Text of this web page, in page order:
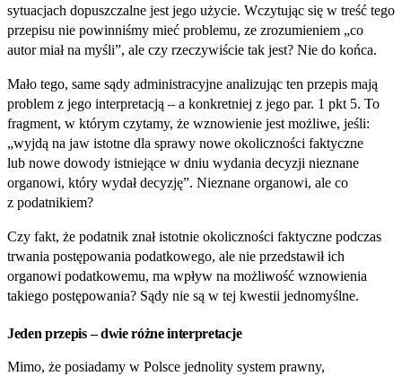
sytuacjach dopuszczalne jest jego użycie. Wczytując się w treść tego
przepisu nie powinniśmy mieć problemu, ze zrozumieniem „co
autor miał na myśli”, ale czy rzeczywiście tak jest? Nie do końca.
Mało tego, same sądy administracyjne analizując ten przepis mają
problem z jego interpretacją – a konkretniej z jego par. 1 pkt 5. To
fragment, w którym czytamy, że wznowienie jest możliwe, jeśli:
„wyjdą na jaw istotne dla sprawy nowe okoliczności faktyczne
lub nowe dowody istniejące w dniu wydania decyzji nieznane
organowi, który wydał decyzję”. Nieznane organowi, ale co
z podatnikiem?
Czy fakt, że podatnik znał istotnie okoliczności faktyczne podczas
trwania postępowania podatkowego, ale nie przedstawił ich
organowi podatkowemu, ma wpływ na możliwość wznowienia
takiego postępowania? Sądy nie są w tej kwestii jednomyślne.
Jeden przepis – dwie różne interpretacje
Mimo, że posiadamy w Polsce jednolity system prawny,